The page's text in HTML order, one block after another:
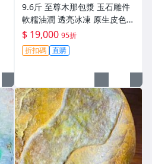
9.6斤 至尊木那包漿 玉石雕件
軟糯油潤 透亮冰凍 原生皮色
手工美專名貴石頭 正規嚴選 冬
季推薦 翡翠 A貨 翡翠玉
$ 19,000 95折
折扣碼 直購